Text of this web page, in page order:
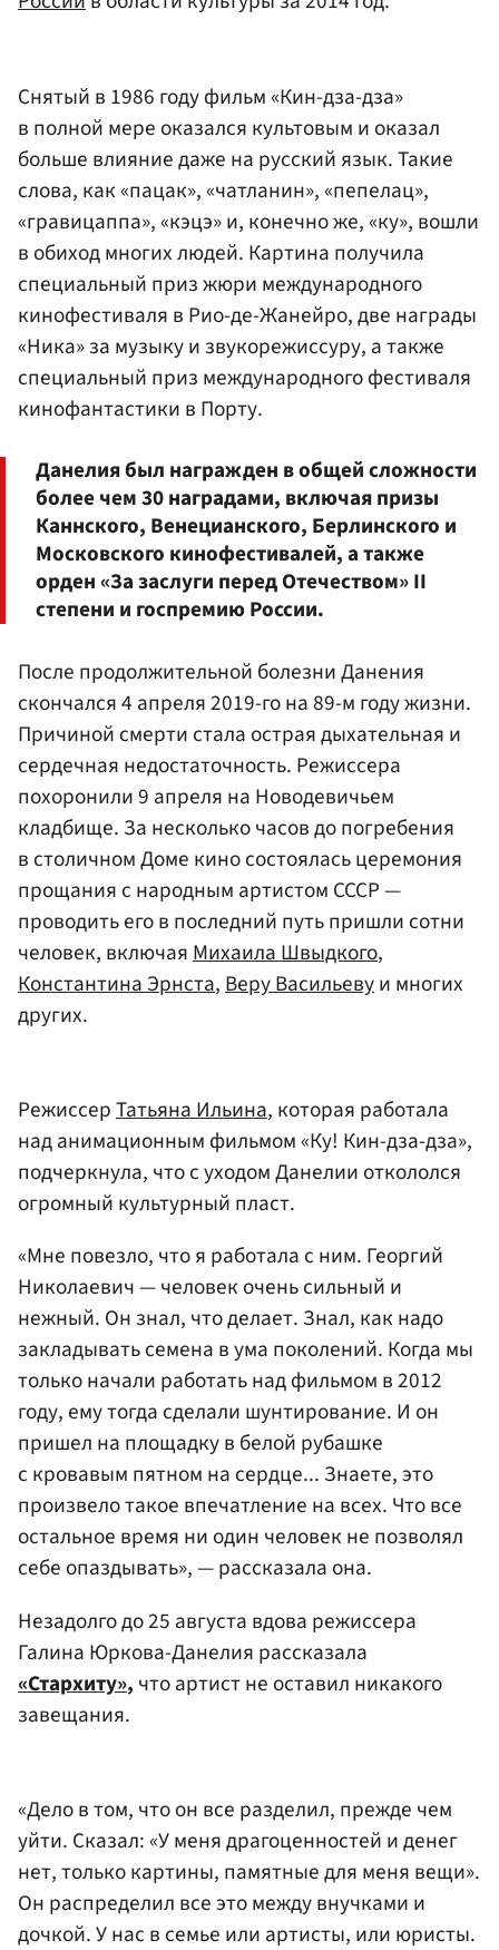
Снятый в 1986 году фильм «Кин-дза-дза»
в полной мере оказался культовым и оказал
больше влияние даже на русский язык. Такие
слова, как «пацак», «чатланин», «пепелац»,
«гравицаппа», «кэцэ» и, конечно же, «ку», вошли
в обиход многих людей. Картина получила
специальный приз жюри международного
кинофестиваля в Рио-де-Жанейро, две награды
«Ника» за музыку и звукорежиссуру, а также
специальный приз международного фестиваля
кинофантастики в Порту.
Данелия был награжден в общей сложности
более чем 30 наградами, включая призы
Каннского, Венецианского, Берлинского и
Московского кинофестивалей, а также
орден «За заслуги перед Отечеством» II
степени и госпремию России.
После продолжительной болезни Данения
скончался 4 апреля 2019-го на 89-м году жизни.
Причиной смерти стала острая дыхательная и
сердечная недостаточность. Режиссера
похоронили 9 апреля на Новодевичьем
кладбище. За несколько часов до погребения
в столичном Доме кино состоялась церемония
прощания с народным артистом СССР —
проводить его в последний путь пришли сотни
человек, включая Михаила Швыдкого,
Константина Эрнста, Веру Васильевуи многих
других.
РежиссерТатьяна Ильина, которая работала
над анимационным фильмом «Ку! Кин-дза-дза»,
подчеркнула, что с уходом Данелии откололся
огромный культурный пласт.
«Мне повезло, что я работала с ним. Георгий
Николаевич — человек очень сильный и
нежный. Он знал, что делает. Знал, как надо
закладывать семена в ума поколений. Когда мы
только начали работать над фильмом в 2012
году, ему тогда сделали шунтирование. И он
пришел на площадку в белой рубашке
с кровавым пятном на сердце... Знаете, это
произвело такое впечатление на всех. Что все
остальное время ни один человек не позволял
себе опаздывать», — рассказала она.
Незадолго до 25 августа вдова режиссера
Галина Юркова-Данелия рассказала
«Стархиту», что артист не оставил никакого
завещания.
«Дело в том, что он все разделил, прежде чем
уйти. Сказал: «У меня драгоценностей и денег
нет, только картины, памятные для меня вещи».
Он распределил все это между внучками и
дочкой. У нас в семье или артисты, или юристы.